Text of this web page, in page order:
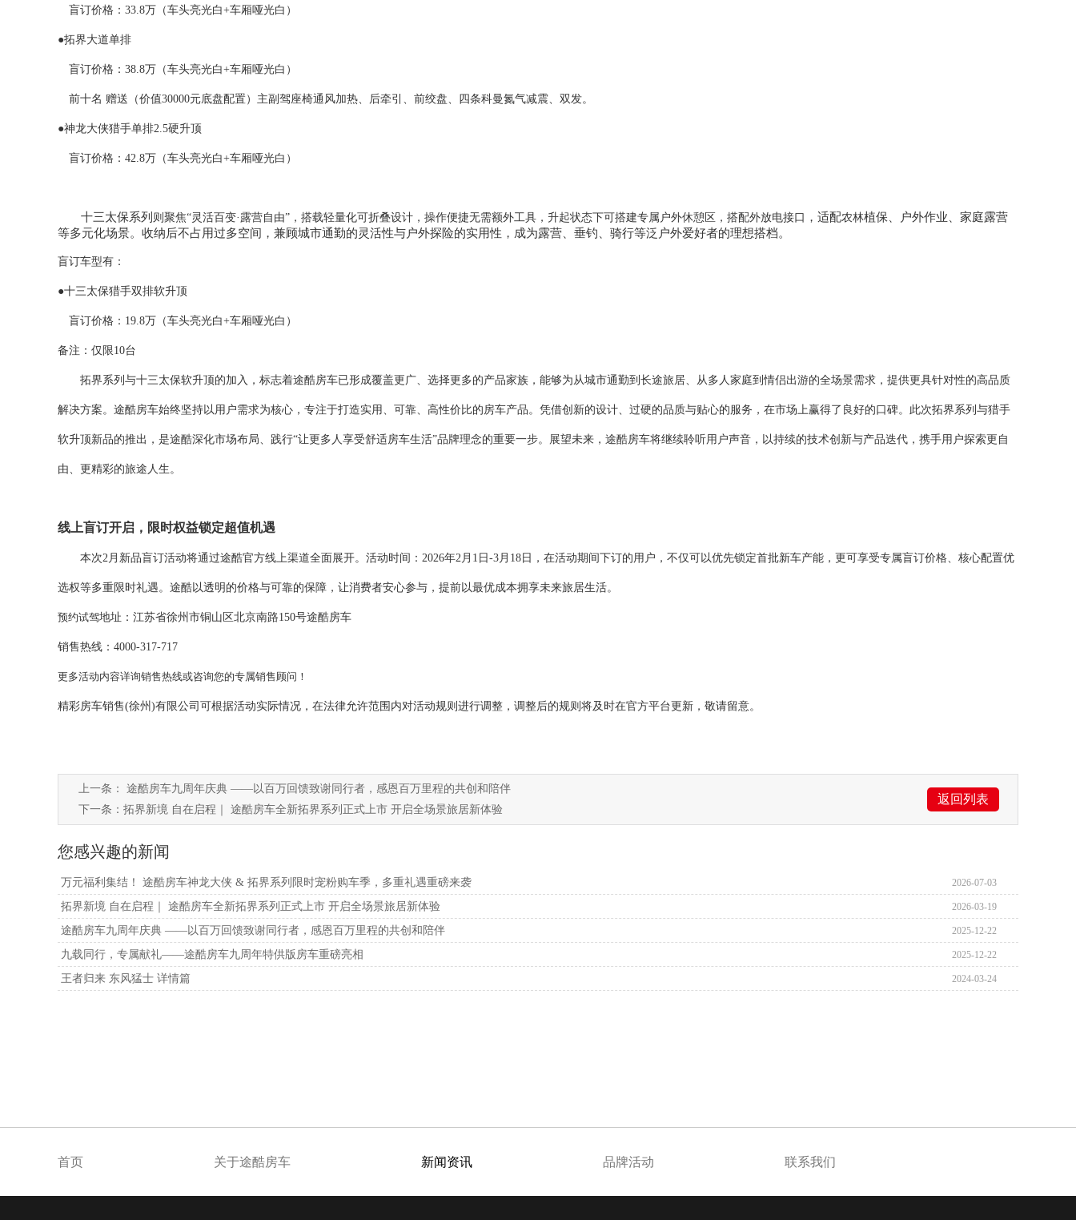
盲订价格： 33.8万（车头亮光白+车厢哑光白）
●拓界大道单排
盲订价格： 38.8万（车头亮光白+车厢哑光白）
前十名 赠送（价值30000元底盘配置）主副驾座椅通风加热、后牵引、前绞盘、四条科曼氮气减震、双发。
●神龙大侠猎手单排2.5硬升顶
盲订价格： 42.8万（车头亮光白+车厢哑光白）
十三太保系列 则聚焦“灵活百变·露营自由”，搭载轻量化可折叠设计，操作便捷无需额外工具，升起状态下可搭建专属户外休憩区，搭配外放电接口 ， 适配农林植保、户外作业、家庭露营
等多元化场景。 收纳后不占用过多空间，兼顾城市通勤的灵活性与户外探险的实用性，成为露营、垂钓、骑行等泛户外爱好者的理想搭档。
盲订车型有：
●十三太保猎手双排软升顶
盲订价格： 19.8万（车头亮光白+车厢哑光白）
备注：仅限10台
拓界系列 与十三太保软升顶的加入 ，标志着途酷房车已形成覆盖更广、选择更多的产品家族，能够为从城市通勤到长途旅居、从多人家庭到情侣出游的全场景需求，提供更具针对性的高品质
解决方案。途酷房车始终坚持以用户需求为核心，专注于打造实用、可靠、高性价比的房车产品。凭借创新的设计、过硬的品质与贴心的服务，在市场上赢得了良好的口碑。此次拓界系列 与猎手
软升顶新品的推出，是途酷深化市场布局、践行“让更多人享受舒适房车生活”品牌理念的重要一步。展望未来，途酷房车将继续聆听用户声音，以持续的技术创新与产品迭代，携手用户探索更自
由、更精彩的旅途人生。
线上盲订开启，限时权益锁定超值机遇
本次2月新品盲订活动将通过途酷官方线上渠道全面展开。活动时间：2026年2月1日-3月 18 日 ， 在活动期间下订的用户，不仅可以优先锁定首批新车产能，更可享受专属盲订价格、核心配置优
选权等多重限时礼遇。途酷以透明的价格与可靠的保障，让消费者安心参与，提前以最优成本拥享未来旅居生活。
预约试驾地址：江苏省徐州市铜山区北京南路150号途酷房车
销售热线： 4000-317-717
更多活动内容详询销售热线或咨询您的专属销售顾问！
精彩房车销售(徐州)有限公司可根据活动实际情况，在法律允许范围内对活动规则进行调整，调整后的规则将及时在官方平台更新，敬请留意。
上一条： 途酷房车九周年庆典 ——以百万回馈致谢同行者，感恩百万里程的共创和陪伴
下一条： 拓界新境 自在启程｜ 途酷房车全新拓界系列正式上市 开启全场景旅居新体验
返回列表
您感兴趣的新闻
万元福利集结！ 途酷房车神龙大侠 & 拓界系列限时宠粉购车季，多重礼遇重磅来袭 2026-07-03
拓界新境 自在启程｜ 途酷房车全新拓界系列正式上市 开启全场景旅居新体验 2026-03-19
途酷房车九周年庆典 ——以百万回馈致谢同行者，感恩百万里程的共创和陪伴 2025-12-22
九载同行，专属献礼——途酷房车九周年特供版房车重磅亮相 2025-12-22
王者归来 东风猛士 详情篇 2024-03-24
首页 关于途酷房车 新闻资讯 品牌活动 联系我们